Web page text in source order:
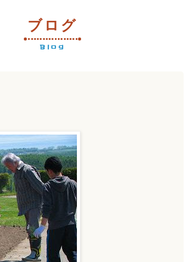
ブログ
Blog